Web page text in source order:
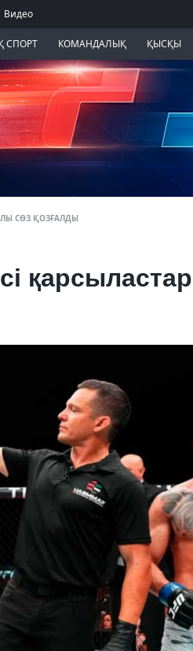
Видео
СПОРТ КОМАНДАЛЫҚ ҚЫСҚЫ
СӨЗ ҚОЗҒАЛДЫ